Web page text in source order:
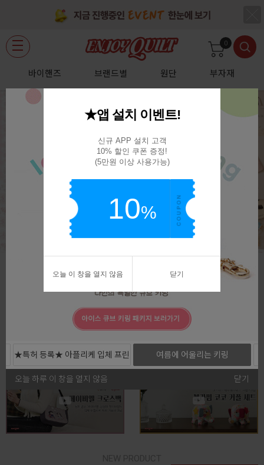
바이핸즈 브랜드별 원단 부자재
0
★특허 등록★ 아플리케 입체 프린
트 커트지
여름에 어울리는 키링
오늘 하루 이 창을 열지 않음 닫기
전체보기
★앱 설치 이벤트!
신규 APP 설치 고객
10% 할인 쿠폰 증정!
(5만원 이상 사용가능)
10%
오늘 이 창을 열지 않음 닫기